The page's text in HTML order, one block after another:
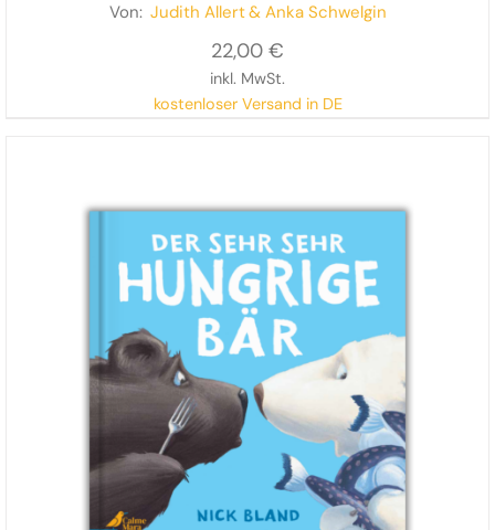
Von: Judith Allert& Anka Schwelgin
22,00 €
inkl. MwSt.
kostenloser Versand in DE